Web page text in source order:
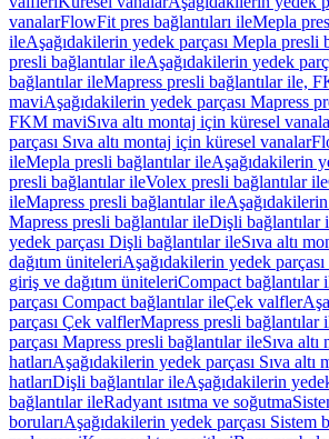
vanalarFlowFit pres bağlantıları ileMepla
ileAşağıdakilerin yedek parçası Mepla presli
presli bağlantılar ileAşağıdakilerin yedek
bağlantılar ileMapress presli bağlantılar ile,
maviAşağıdakilerin yedek parçası Mapress
FKM maviSıva altı montaj için küresel
parçası Sıva altı montaj için küresel vanalar
ileMepla presli bağlantılar ileAşağıdakilerin
presli bağlantılar ileVolex presli bağlantılar ile
ileMapress presli bağlantılar ile
Mapress presli bağlantılar ileDişli bağlantılar
yedek parçası Dişli bağlantılar ileSıva altı
dağıtım üniteleriAşağıdakilerin yedek
giriş ve dağıtım üniteleriCompact bağlantılar
parçası Compact bağlantılar ileÇek valfler
parçası Çek valflerMapress presli bağlantılar
parçası Mapress presli bağlantılar ileSıva altı
hatlarıAşağıdakilerin yedek parçası Sıva altı
hatlarıDişli bağlantılar ileAşağıdakilerin
bağlantılar ileRadyant ısıtma ve soğutma
borularıAşağıdakilerin yedek parçası Sistem